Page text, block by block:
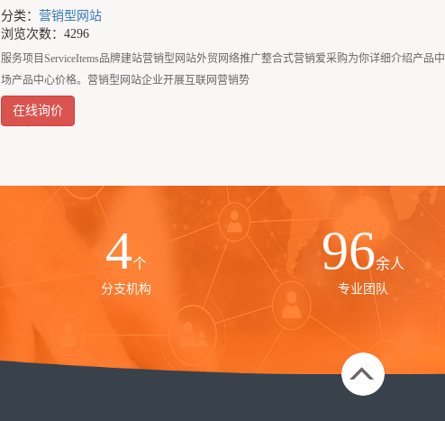
分类： 营销型网站
浏览次数：4296
服务项目ServiceItems品牌建站营销型网站外贸网络推广整合式营销爱采购为你详细介绍产
场产品中心价格。营销型网站企业开展互联网营销势
在线询价
4个
分支机构
100余人
专业团队